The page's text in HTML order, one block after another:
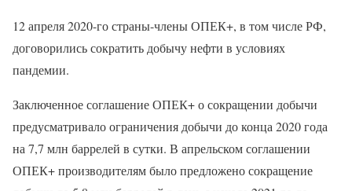
12 апреля 2020-го страны-члены ОПЕК+, в том числе РФ,
договорились сократить добычу нефти в условиях
пандемии.
Заключенное соглашение ОПЕК+ о сокращении добычи
предусматривало ограничения добычи до конца 2020 года
на 7,7 млн баррелей в сутки. В апрельском соглашении
ОПЕК+ производителям было предложено сокращение